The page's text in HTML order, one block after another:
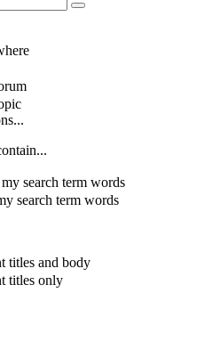
search term words
search term words
titles and body
titles only